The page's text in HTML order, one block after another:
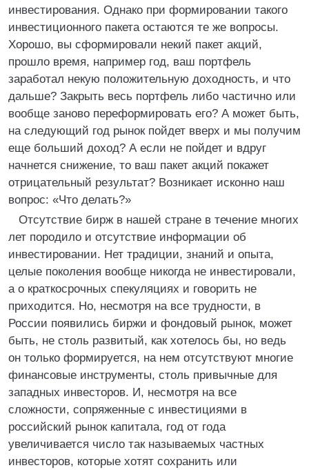
инвестирования. Однако при формировании такого
инвестиционного пакета остаются те же вопросы.
Хорошо, вы сформировали некий пакет акций,
прошло время, например год, ваш портфель
заработал некую положительную доходность, и что
дальше? Закрыть весь портфель либо частично или
вообще заново переформировать его? А может быть,
на следующий год рынок пойдет вверх и мы получим
еще больший доход? А если не пойдет и вдруг
начнется снижение, то ваш пакет акций покажет
отрицательный результат? Возникает исконно наш
вопрос: «Что делать?»
Отсутствие бирж в нашей стране в течение многих
лет породило и отсутствие информации об
инвестировании. Нет традиции, знаний и опыта,
целые поколения вообще никогда не инвестировали,
а о краткосрочных спекуляциях и говорить не
приходится. Но, несмотря на все трудности, в
России появились биржи и фондовый рынок, может
быть, не столь развитый, как хотелось бы, но ведь
он только формируется, на нем отсутствуют многие
финансовые инструменты, столь привычные для
западных инвесторов. И, несмотря на все
сложности, сопряженные с инвестициями в
российский рынок капитала, год от года
увеличивается число так называемых частных
инвесторов, которые хотят сохранить или